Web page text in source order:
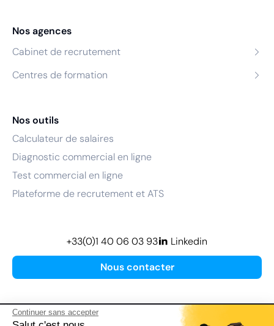
Continuer sans accepter
Nos agences
Cabinet de recrutement
Centres de formation
Nos outils
Calculateur de salaires
Diagnostic commercial en ligne
Test commercial en ligne
Plateforme de recrutement et ATS
Nous contacter
+33(0)1 40 06 03 93 Linkedin